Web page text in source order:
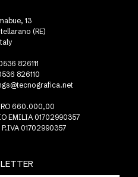
13
(RE)
826111
826110
660.000,00
EMILIA 01702990357
01702990357